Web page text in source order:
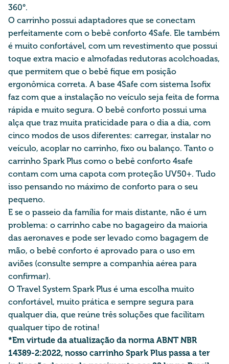
360°.
O carrinho possui adaptadores que se conectam
perfeitamente com o bebê conforto 4Safe. Ele também
é muito confortável, com um revestimento que possui
toque extra macio e almofadas redutoras acolchoadas,
que permitem que o bebê fique em posição
ergonômica correta. A base 4Safe com sistema Isofix
faz com que a instalação no veículo seja feita de forma
rápida e muito segura. O bebê conforto possui uma
alça que traz muita praticidade para o dia a dia, com
cinco modos de usos diferentes: carregar, instalar no
veículo, acoplar no carrinho, fixo ou balanço. Tanto o
carrinho Spark Plus como o bebê conforto 4safe
contam com uma capota com proteção UV50+. Tudo
isso pensando no máximo de conforto para o seu
pequeno.
E se o passeio da família for mais distante, não é um
problema: o carrinho cabe no bagageiro da maioria
das aeronaves e pode ser levado como bagagem de
mão, o bebê conforto é aprovado para o uso em
aviões (consulte sempre a companhia aérea para
confirmar).
O Travel System Spark Plus é uma escolha muito
confortável, muito prática e sempre segura para
qualquer dia, que reúne três soluções que facilitam
qualquer tipo de rotina!
*Em virtude da atualização da norma ABNT NBR
14389-2:2022, nosso carrinho Spark Plus passa a ter